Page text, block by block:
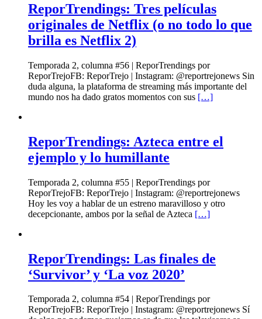
ReporTrendings: Tres películas
originales de Netflix (o no todo lo que
brilla es Netflix 2)
Temporada 2, columna #56 | ReporTrendings por
ReporTrejoFB: ReporTrejo | Instagram: @reportrejonews Sin
duda alguna, la plataforma de streaming más importante del
mundo nos ha dado gratos momentos con sus […]
ReporTrendings: Azteca entre el
ejemplo y lo humillante
Temporada 2, columna #55 | ReporTrendings por
ReporTrejoFB: ReporTrejo | Instagram: @reportrejonews
Hoy les voy a hablar de un estreno maravilloso y otro
decepcionante, ambos por la señal de Azteca […]
ReporTrendings: Las finales de
‘Survivor’ y ‘La voz 2020’
Temporada 2, columna #54 | ReporTrendings por
ReporTrejoFB: ReporTrejo | Instagram: @reportrejonews Sí